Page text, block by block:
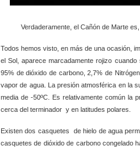
Verdaderamente, el Cañón de Marte es,
Todos hemos visto, en más de una ocasión,
el Sol, aparece marcadamente rojizo
95% de dióxido de carbono, 2,7% de
vapor de agua. La presión atmosférica en la
media de -50ºC. Es relativamente común la
cerca del terminador y en latitudes polares.
Existen dos casquetes de hielo de agua
casquetes de dióxido de carbono congelado